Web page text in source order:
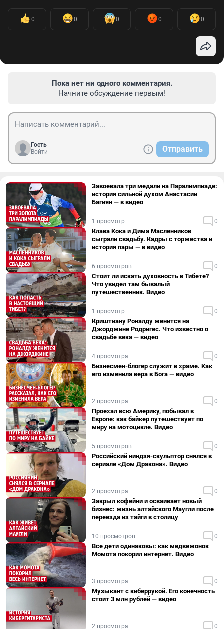
0 0 0 0 0
Пока нет ни одного комментария.
Начните обсуждение первым!
Гость
Войти
Отправить
Завоевала три медали на Паралимпиаде:
история сильной духом Анастасии
Багиян — в видео
1 просмотр 0
Клава Кока и Дима Масленников
сыграли свадьбу. Кадры с торжества и
история пары — в видео
6 просмотров 0
Стоит ли искать духовность в Тибете?
Что увидел там бывалый
путешественник. Видео
1 просмотр 0
Криштиану Роналду женится на
Джорджине Родригес. Что известно о
свадьбе века — видео
4 просмотра 0
Бизнесмен-блогер служит в храме. Как
его изменила вера в Бога — видео
2 просмотра 0
Проехал всю Америку, побывал в
Европе: как байкер путешествует по
миру на мотоцикле. Видео
5 просмотров 0
Российский ниндзя-скульптор снялся в
сериале «Дом Дракона». Видео
2 просмотра 0
Закрыл кофейни и осваивает новый
бизнес: жизнь алтайского Маугли после
переезда из тайги в столицу
10 просмотров 0
Все дети одинаковы: как медвежонок
Момота покорил интернет. Видео
3 просмотра 0
Музыкант с киберрукой. Его конечность
стоит 3 млн рублей — видео
2 просмотра 0